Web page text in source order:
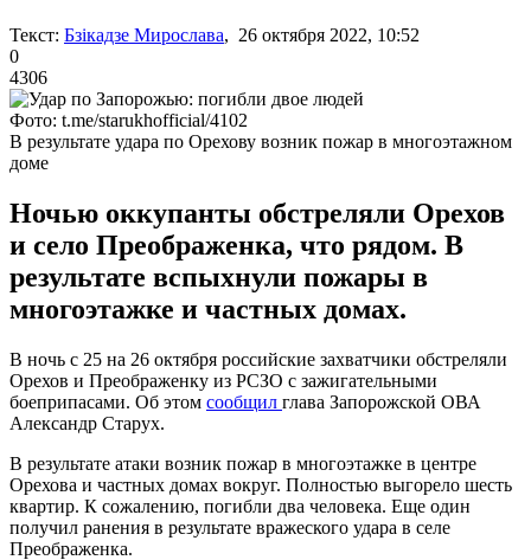
Текст: Бзікадзе Мирослава, 26 октября 2022, 10:52
0
4306
Фото: t.me/starukhofficial/4102
В результате удара по Орехову возник пожар в многоэтажном
доме
Ночью оккупанты обстреляли Орехов
и село Преображенка, что рядом. В
результате вспыхнули пожары в
многоэтажке и частных домах.
В ночь с 25 на 26 октября российские захватчики обстреляли
Орехов и Преображенку из РСЗО с зажигательными
боеприпасами. Об этом сообщил глава Запорожской ОВА
Александр Старух.
В результате атаки возник пожар в многоэтажке в центре
Орехова и частных домах вокруг. Полностью выгорело шесть
квартир. К сожалению, погибли два человека. Еще один
получил ранения в результате вражеского удара в селе
Преображенка.